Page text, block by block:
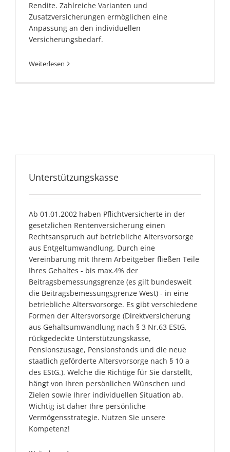
Rendite. Zahlreiche Varianten und
Zusatzversicherungen ermöglichen eine
Anpassung an den individuellen
Versicherungsbedarf.
Weiterlesen
Unterstützungskasse
Ab 01.01.2002 haben Pflichtversicherte in der
gesetzlichen Rentenversicherung einen
Rechtsanspruch auf betriebliche Altersvorsorge
aus Entgeltumwandlung. Durch eine
Vereinbarung mit Ihrem Arbeitgeber fließen Teile
Ihres Gehaltes - bis max.4% der
Beitragsbemessungsgrenze (es gilt bundesweit
die Beitragsbemessungsgrenze West) - in eine
betriebliche Altersvorsorge. Es gibt verschiedene
Formen der Altersvorsorge (Direktversicherung
aus Gehaltsumwandlung nach § 3 Nr.63 EStG,
rückgedeckte Unterstützungskasse,
Pensionszusage, Pensionsfonds und die neue
staatlich geförderte Altersvorsorge nach § 10 a
des EStG.). Welche die Richtige für Sie darstellt,
hängt von Ihren persönlichen Wünschen und
Zielen sowie Ihrer individuellen Situation ab.
Wichtig ist daher Ihre persönliche
Vermögensstrategie. Nutzen Sie unsere
Kompetenz!